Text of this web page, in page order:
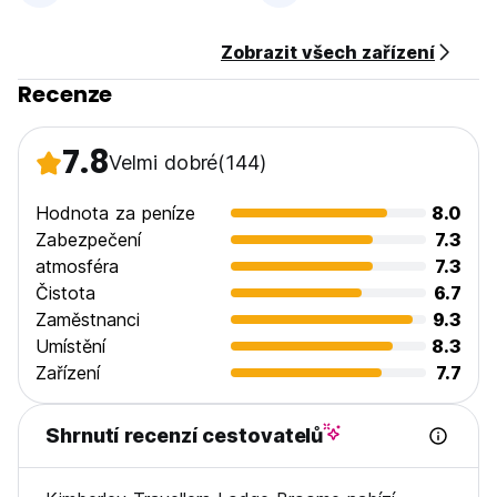
Zobrazit všech zařízení
Recenze
7.8Velmi dobré(144)
Hodnota za peníze
8.0
Zabezpečení
7.3
atmosféra
7.3
Čistota
6.7
Zaměstnanci
9.3
Umístění
8.3
Zařízení
7.7
Shrnutí recenzí cestovatelů